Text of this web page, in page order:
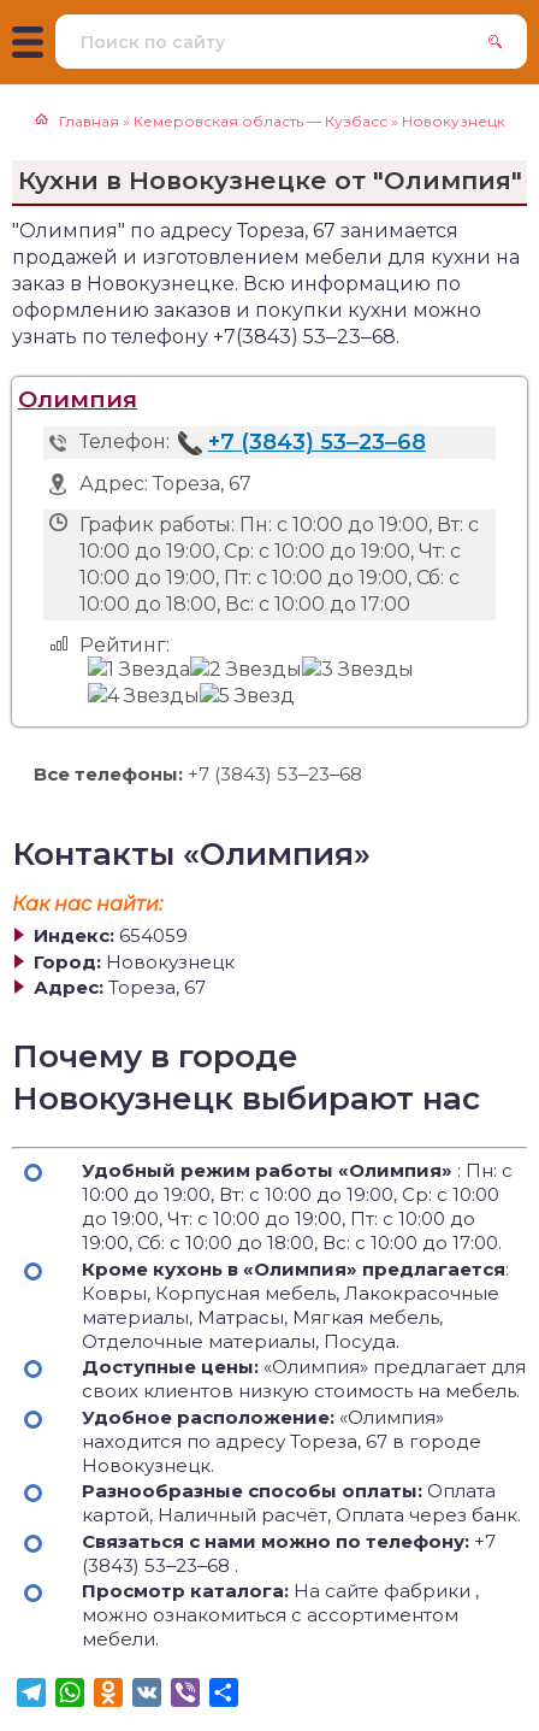
Главная » Кемеровская область — Кузбасс » Новокузнецк
Кухни в Новокузнецке от "Олимпия"
"Олимпия" по адресу Тореза, 67 занимается
продажей и изготовлением мебели для кухни на
заказ в Новокузнецке. Всю информацию по
оформлению заказов и покупки кухни можно
узнать по телефону +7(3843) 53‒23‒68.
Олимпия
Телефон: +7 (3843) 53‒23‒68
Адрес: Тореза, 67
График работы: Пн: с 10:00 до 19:00, Вт: с
10:00 до 19:00, Ср: с 10:00 до 19:00, Чт: с
10:00 до 19:00, Пт: с 10:00 до 19:00, Сб: с
10:00 до 18:00, Вс: с 10:00 до 17:00
Рейтинг:
Все телефоны: +7 (3843) 53‒23‒68
Контакты «Олимпия»
Как нас найти:
Индекс: 654059
Город: Новокузнецк
Адрес: Тореза, 67
Почему в городе
Новокузнецк выбирают нас
Удобный режим работы «Олимпия» : Пн: с
10:00 до 19:00, Вт: с 10:00 до 19:00, Ср: с 10:00
до 19:00, Чт: с 10:00 до 19:00, Пт: с 10:00 до
19:00, Сб: с 10:00 до 18:00, Вс: с 10:00 до 17:00.
Кроме кухонь в «Олимпия» предлагается:
Ковры, Корпусная мебель, Лакокрасочные
материалы, Матрасы, Мягкая мебель,
Отделочные материалы, Посуда.
Доступные цены: «Олимпия» предлагает для
своих клиентов низкую стоимость на мебель.
Удобное расположение: «Олимпия»
находится по адресу Тореза, 67 в городе
Новокузнецк.
Разнообразные способы оплаты: Оплата
картой, Наличный расчёт, Оплата через банк.
Связаться с нами можно по телефону: +7
(3843) 53‒23‒68 .
Просмотр каталога: На сайте фабрики ,
можно ознакомиться с ассортиментом
мебели.
TelegramWhatsApp
Odnoklassniki
VK Viber